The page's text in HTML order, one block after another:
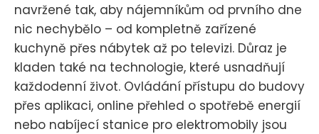
navržené tak, aby nájemníkům od prvního dne
nic nechybělo – od kompletně zařízené
kuchyně přes nábytek až po televizi. Důraz je
kladen také na technologie, které usnadňují
každodenní život. Ovládání přístupu do budovy
přes aplikaci, online přehled o spotřebě energií
nebo nabíjecí stanice pro elektromobily jsou